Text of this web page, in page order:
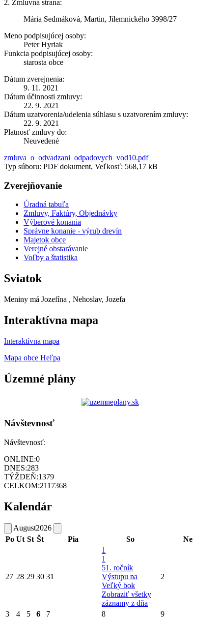
2. Zmluvná strana:
Mária Sedmáková, Martin, Jilemnického 3998/27
Meno podpisujúcej osoby:
Peter Hyriak
Funkcia podpisujúcej osoby:
starosta obce
Dátum zverejnenia:
9. 11. 2021
Dátum účinnosti zmluvy:
22. 9. 2021
Dátum uzatvorenia/udelenia súhlasu s uzatvorením zmluvy:
22. 9. 2021
Platnosť zmluvy do:
Neuvedené
zmluva_o_odvadzani_odpadovych_vod10.pdf
Typ súboru: PDF dokument, Veľkosť: 568,17 kB
Zverejňovanie
Úradná tabuľa
Zmluvy, Faktúry, Objednávky
Výberové konania
Správne konanie - výrub drevín
Majetok obce
Verejné obstarávanie
Voľby a štatistika
Sviatok
Meniny má Jozefína , Nehoslav, Jozefa
Interaktívna mapa
Interaktívna mapa
Mapa obce Heľpa
Územné plány
Návštevnosť
Návštevnosť:
ONLINE:0
DNES:283
TÝŽDEŇ:1379
CELKOM:2117368
Kalendár
August2026
Po Ut St Št Pia So Ne
27 28 29 30 31
1
1
51. ročník
Výstupu na
Veľký bok
Zobraziť všetky
záznamy z dňa
2
3 4 5 6 7 8 9